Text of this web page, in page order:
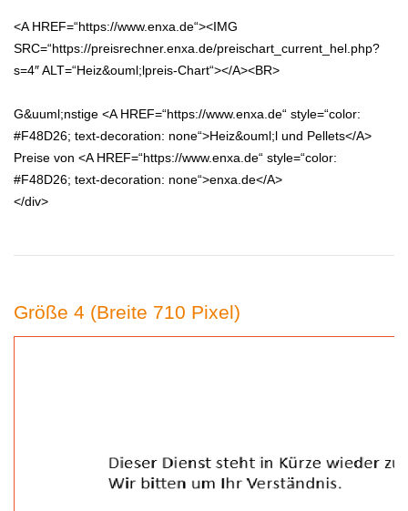
<A HREF=“https://www.enxa.de“><IMG
SRC=“https://preisrechner.enxa.de/preischart_current_hel.php?
s=4″ ALT=“Heiz&ouml;lpreis-Chart“></A><BR>
G&uuml;nstige <A HREF=“https://www.enxa.de“ style=“color:
#F48D26; text-decoration: none“>Heiz&ouml;l und Pellets</A>
Preise von <A HREF=“https://www.enxa.de“ style=“color:
#F48D26; text-decoration: none“>enxa.de</A>
</div>
Größe 4 (Breite 710 Pixel)